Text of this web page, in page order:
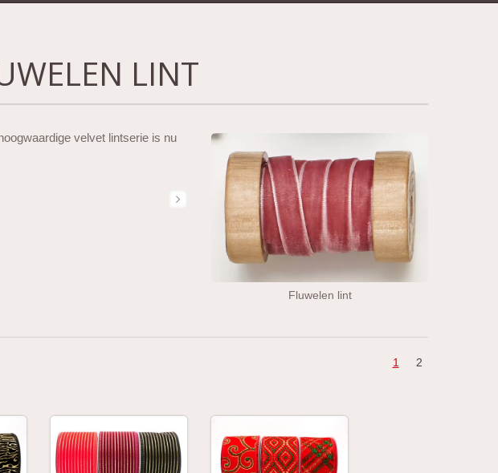
LINT
Fluwelen lint
velvet lintserie is nu
1 2